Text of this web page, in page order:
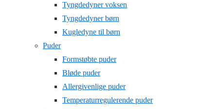
Tyngdedyner voksen
Tyngdedyner børn
Kugledyne til børn
Puder
Formstøbte puder
Bløde puder
Allergivenlige puder
Temperaturregulerende puder